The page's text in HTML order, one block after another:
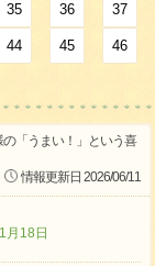
35 36 37
44 45 46
の「うまい！」という喜
情報更新日 2026/06/11
月18日